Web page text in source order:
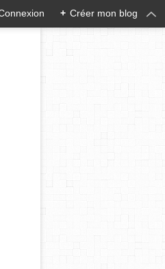
+ Créer mon blog